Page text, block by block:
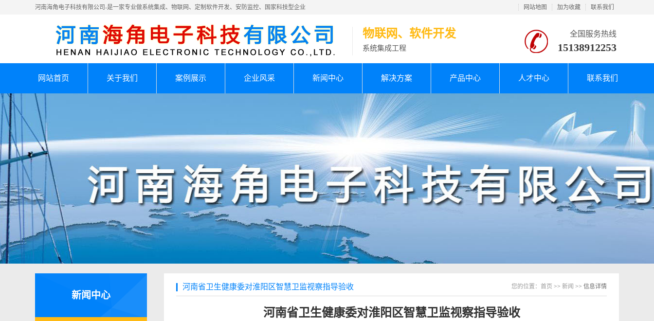
河南海角电子科技有限公司-是一家专业做系统集成、物联网、定制软件开发、安防监控、国家科技型企业 网站地图 加为收藏 联系我们
物联网、软件开发
系统集成工程
全国服务热线
15138912253
网站首页 关于我们 案例展示 企业风采 新闻中心 解决方案 产品中心 人才中心 联系我们
新闻中心
河南省卫生健康委对淮阳区智慧卫监视察指导验收 您的位置： 首页 >> 新闻 >> 信息详情
河南省卫生健康委对淮阳区智慧卫监视察指导验收